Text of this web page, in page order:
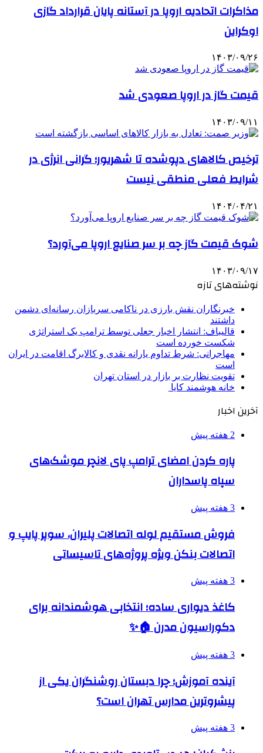
مذاکرات اتحادیه اروپا در آستانه پایان قرارداد گازی
اوکراین
۱۴۰۳/۰۹/۲۶
قیمت گاز در اروپا صعودی شد
۱۴۰۳/۰۹/۱۱
ترخیص کالاهای دپوشده تا شهریور؛ گرانی انرژی در
شرایط فعلی منطقی نیست
۱۴۰۴/۰۴/۲۱
شوک قیمت گاز چه بر سر صنایع اروپا می‌آورد؟
۱۴۰۳/۰۹/۱۷
نوشته‌های تازه
خبرنگاران نقش بارزی در ناکامی سربازان رسانه‌ای دشمن
داشتند
قالیباف: انتشار اخبار جعلی توسط ترامپ یک استراتژی
شکست خورده است
مهاجرانی: شرط تداوم یارانه نقدی و کالابرگ اقامت در ایران
است
تقویت نظارت بر بازار در استان تهران
خانه هوشمند کایا
آخرین اخبار
2 هفته پیش
پاره کردن امضای ترامپ پای لانچر موشک‌های
سپاه پاسداران
3 هفته پیش
فروش مستقیم لوله اتصالات پلیران، سوپر پایپ و
اتصالات بنکن ویژه پروژه‌های تاسیساتی
3 هفته پیش
کاغذ دیواری ساده؛ انتخابی هوشمندانه برای
دکوراسیون مدرن 🏠✨
3 هفته پیش
آینده آموزش؛ چرا دبستان روشنگران یکی از
پیشروترین مدارس تهران است؟
3 هفته پیش